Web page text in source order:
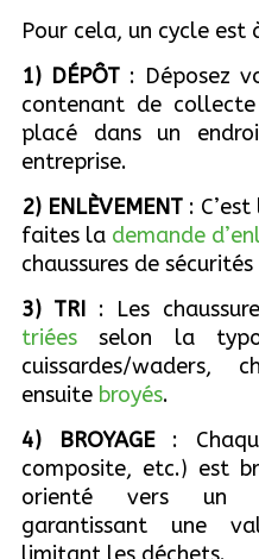
Pour cela, un cycle est
1) DÉPÔT : Déposez
contenant de
placé dans un
entreprise.
2) ENLÈVEMENT :
faites la demande
chaussures de sécurités
3) TRI : Les
triéesselon la
cuissardes/waders,
ensuite broyés.
4) BROYAGE:
composite, etc.) est
orienté vers un
garantissant une
limitant les déchets.